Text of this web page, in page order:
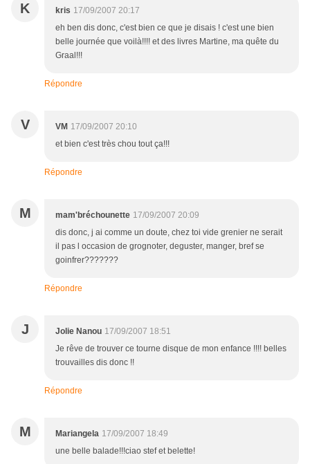
K kris 17/09/2007 20:17
eh ben dis donc, c'est bien ce que je disais ! c'est une bien
belle journée que voilà!!!! et des livres Martine, ma quête du
Graal!!!
Répondre
V VM 17/09/2007 20:10
et bien c'est très chou tout ça!!!
Répondre
M mam'bréchounette 17/09/2007 20:09
dis donc, j ai comme un doute, chez toi vide grenier ne serait
il pas l occasion de grognoter, deguster, manger, bref se
goinfrer???????
Répondre
J Jolie Nanou 17/09/2007 18:51
Je rêve de trouver ce tourne disque de mon enfance !!!! belles
trouvailles dis donc !!
Répondre
M Mariangela 17/09/2007 18:49
une belle balade!!!ciao stef et belette!